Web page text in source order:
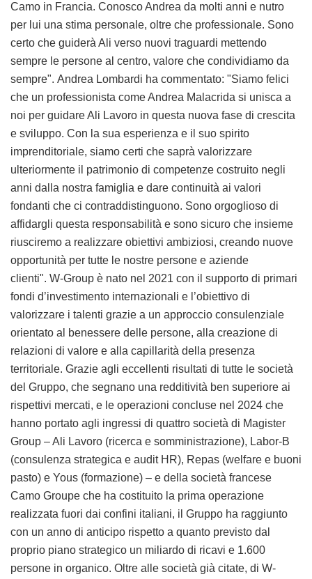
Camo in Francia. Conosco Andrea da molti anni e nutro
per lui una stima personale, oltre che professionale. Sono
certo che guiderà Ali verso nuovi traguardi mettendo
sempre le persone al centro, valore che condividiamo da
sempre". Andrea Lombardi ha commentato: "Siamo felici
che un professionista come Andrea Malacrida si unisca a
noi per guidare Ali Lavoro in questa nuova fase di crescita
e sviluppo. Con la sua esperienza e il suo spirito
imprenditoriale, siamo certi che saprà valorizzare
ulteriormente il patrimonio di competenze costruito negli
anni dalla nostra famiglia e dare continuità ai valori
fondanti che ci contraddistinguono. Sono orgoglioso di
affidargli questa responsabilità e sono sicuro che insieme
riusciremo a realizzare obiettivi ambiziosi, creando nuove
opportunità per tutte le nostre persone e aziende
clienti". W-Group è nato nel 2021 con il supporto di primari
fondi d’investimento internazionali e l’obiettivo di
valorizzare i talenti grazie a un approccio consulenziale
orientato al benessere delle persone, alla creazione di
relazioni di valore e alla capillarità della presenza
territoriale. Grazie agli eccellenti risultati di tutte le società
del Gruppo, che segnano una redditività ben superiore ai
rispettivi mercati, e le operazioni concluse nel 2024 che
hanno portato agli ingressi di quattro società di Magister
Group – Ali Lavoro (ricerca e somministrazione), Labor-B
(consulenza strategica e audit HR), Repas (welfare e buoni
pasto) e Yous (formazione) – e della società francese
Camo Groupe che ha costituito la prima operazione
realizzata fuori dai confini italiani, il Gruppo ha raggiunto
con un anno di anticipo rispetto a quanto previsto dal
proprio piano strategico un miliardo di ricavi e 1.600
persone in organico. Oltre alle società già citate, di W-